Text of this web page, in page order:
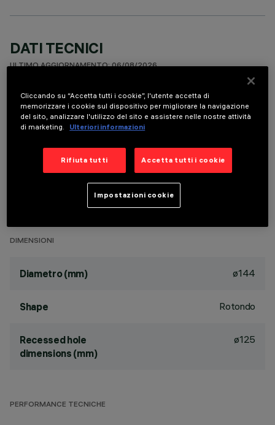
DATI TECNICI
ULTIMO AGGIORNAMENTO: 06/08/2026
DESCRIZIONE
Fixed round luminaire designed to use a LED lamp with C.O.B.
technology. Version with rim for surface-mounting. Reflector
vacuum-metallised with aluminium vapours with an anti-
scratch protective layer. Die-cast aluminium body and
passive dissipation system. Product complete with LED lamp
in neutral white colour tone (4,000K). General light emission,
with controlled luminance UGR<19 1500 cd/m2 α>65° wide
DIMENSIONI
Diametro (mm) ø144
Shape Rotondo
Recessed hole
dimensions (mm)
ø125
PERFORMANCE TECNICHE
Cliccando su “Accetta tutti i cookie”, l'utente accetta di
memorizzare i cookie sul dispositivo per migliorare la navigazione
del sito, analizzare l'utilizzo del sito e assistere nelle nostre attività
di marketing.
Ulteriori informazioni
Rifiuta tutti Accetta tutti i cookie
Impostazioni cookie